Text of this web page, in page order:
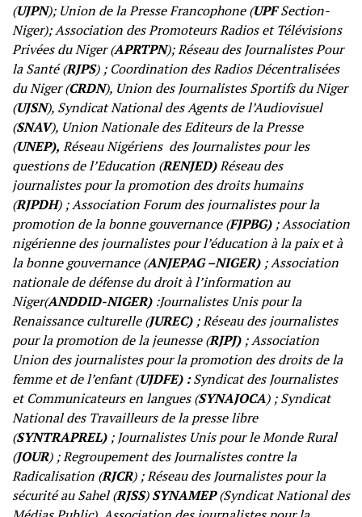
(UJPN); Union de la Presse Francophone (UPFSection-
Niger); Association des Promoteurs Radios et Télévisions
Privées du Niger (APRTPN); Réseau des Journalistes Pour
la Santé (RJPS) ; Coordination des Radios Décentralisées
du Niger (CRDN), Union des Journalistes Sportifs du Niger
(UJSN), Syndicat National des Agents de l’Audiovisuel
(SNAV), Union Nationale des Editeurs de la Presse
(UNEP), Réseau Nigériens des Journalistes pour les
questions de l’Education (RENJED)Réseau des
journalistes pour la promotion des droits humains
(RJPDH) ; Association Forum des journalistes pour la
promotion de la bonne gouvernance (FJPBG); Association
nigérienne des journalistes pour l’éducation à la paix et à
la bonne gouvernance (ANJEPAG –NIGER); Association
nationale de défense du droit à l’information au
Niger(ANDDID-NIGER):Journalistes Unis pour la
Renaissance culturelle (JUREC); Réseau des journalistes
pour la promotion de la jeunesse (RJPJ); Association
Union des journalistes pour la promotion des droits de la
femme et de l’enfant (UJDFE) :Syndicat des Journalistes
et Communicateurs en langues (SYNAJOCA) ; Syndicat
National des Travailleurs de la presse libre
(SYNTRAPREL); Journalistes Unis pour le Monde Rural
(JOUR) ; Regroupement des Journalistes contre la
Radicalisation (RJCR) ; Réseau des Journalistes pour la
sécurité au Sahel (RJSS)SYNAMEP(Syndicat National des